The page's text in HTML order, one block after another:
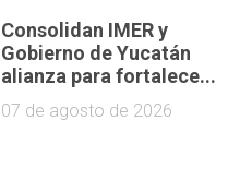
Consolidan IMER y
Gobierno de Yucatán
alianza para fortalece...
07 de agosto de 2026